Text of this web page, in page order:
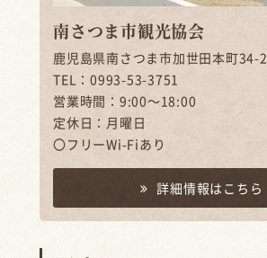
南さつま市観光協会
鹿児島県南さつま市加世田本町34-2
TEL：0993-53-3751
営業時間：9:00～18:00
定休日：月曜日
〇フリーWi-Fiあり
詳細情報はこちら